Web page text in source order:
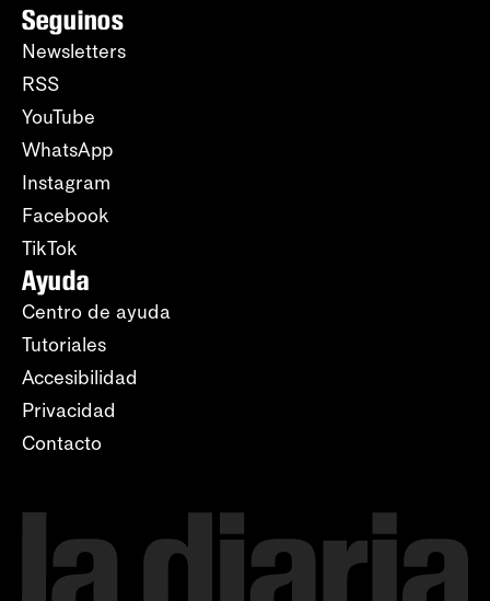
Seguinos
Newsletters
RSS
YouTube
WhatsApp
Instagram
Facebook
TikTok
Ayuda
Centro de ayuda
Tutoriales
Accesibilidad
Privacidad
Contacto